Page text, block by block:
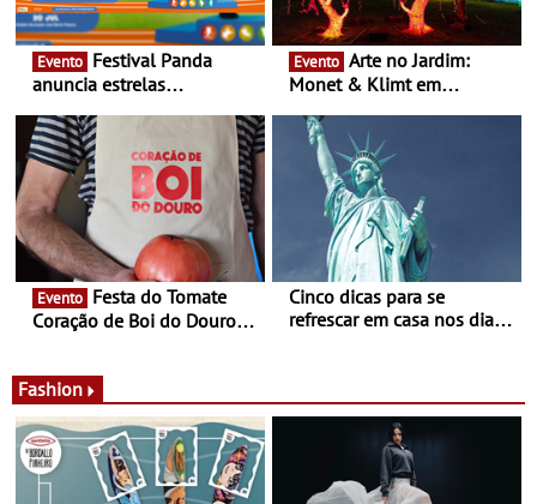
Evento
anuncia estrelas
- Entre Junho e Julho pelo
país
Evento
Monet & Klimt em
ao final de Setembro -
Experiência luminosa no
jardim do Museu de
Alberto Sampaio
Evento
Coração de Boi do Douro -
Cinco dicas para se
refrescar em casa nos dias
Fashion